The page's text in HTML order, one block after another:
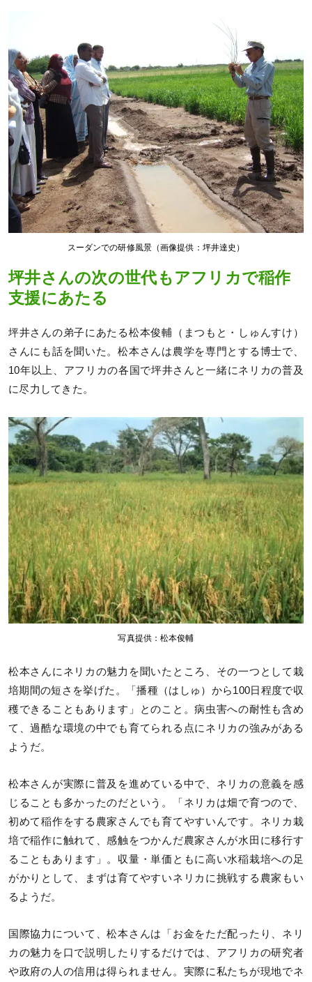
スーダンでの研修風景（画像提供：坪井達史）
坪井さんの次の世代もアフリカで稲作
支援にあたる
坪井さんの弟子にあたる松本俊輔（まつもと・しゅんすけ）
さんにも話を聞いた。松本さんは農学を専門とする博士で、
10年以上、アフリカの各国で坪井さんと一緒にネリカの普及
に尽力してきた。
写真提供：松本俊輔
松本さんにネリカの魅力を聞いたところ、その一つとして栽
培期間の短さを挙げた。「播種（はしゅ）から100日程度で収
穫できることもあります」とのこと。病虫害への耐性も含め
て、過酷な環境の中でも育てられる点にネリカの強みがある
ようだ。
松本さんが実際に普及を進めている中で、ネリカの意義を感
じることも多かったのだという。「ネリカは畑で育つので、
初めて稲作をする農家さんでも育てやすいんです。ネリカ栽
培で稲作に触れて、感触をつかんだ農家さんが水田に移行す
ることもあります」。収量・単価ともに高い水稲栽培への足
がかりとして、まずは育てやすいネリカに挑戦する農家もい
るようだ。
国際協力について、松本さんは「お金をただ配ったり、ネリ
カの魅力を口で説明したりするだけでは、アフリカの研究者
や政府の人の信用は得られません。実際に私たちが現地でネ